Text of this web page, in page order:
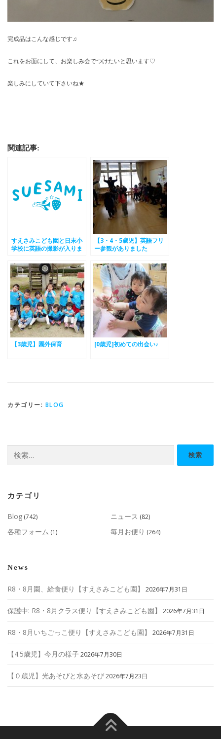
完成品はこんな感じです♫
これをお面にして、お楽しみ会でつけたいと思います♡
楽しみにしていて下さいね★
関連記事:
すえさみこども園と日末小
学校に英語の撮影が入りま
【3・4・5歳児】英語フリ
ー参観がありました
【3歳児】園外保育 [0歳児]初めての出会い♪
カテゴリー: BLOG
索:
カテゴリ
Blog (742) ニュース (82)
各種フォーム (1) 毎月お便り (264)
News
R8・8月園、給食便り【すえさみこども園】 2026年7月31日
保護中: R8・8月クラス便り【すえさみこども園】 2026年7月31日
R8・8月いちごっこ便り【すえさみこども園】 2026年7月31日
【4.5歳児】今月の様子 2026年7月30日
【０歳児】光あそびと水あそび2026年7月23日